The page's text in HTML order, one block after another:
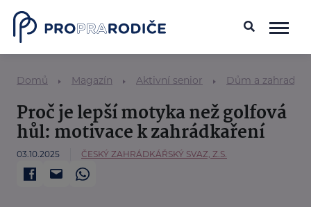
Domů Magazín Aktivní senior Dům a zahrada
Proč je lepší motyka než golfová
hůl: motivace k zahrádkaření
03.10.2025 ČESKÝ ZAHRÁDKÁŘSKÝ SVAZ, Z.S.